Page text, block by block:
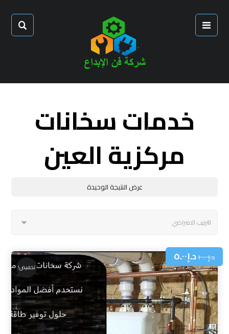
خدمات سخانات
مركزية العين
عرض النتيجة الوحيدة
د.إ١٠.٠٠د.إ٥.٠٠
تخفيض!